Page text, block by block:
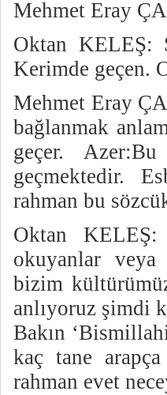
Mehmet Eray
Oktan KELEŞ:
Kerimde geçen.
Mehmet Eray
bağlanmak
geçer.
geçmektedir.
rahman bu
Oktan KELEŞ:
okuyanlar
bizim
anlıyoruz şimdi
Bakın
kaç tane
rahman evet